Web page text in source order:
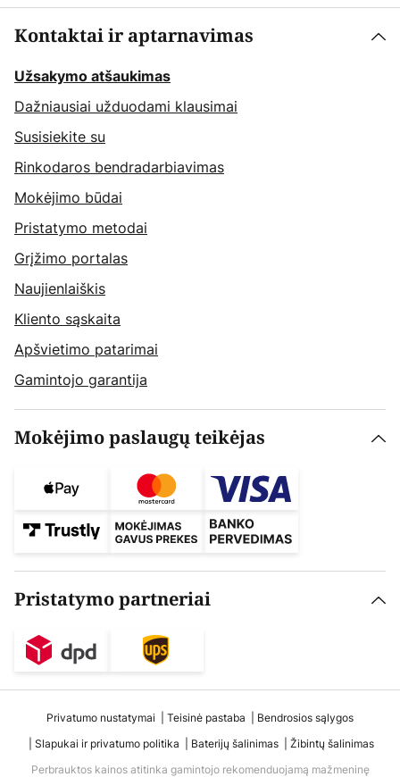
Kontaktai ir aptarnavimas
Užsakymo atšaukimas
Dažniausiai užduodami klausimai
Susisiekite su
Rinkodaros bendradarbiavimas
Mokėjimo būdai
Pristatymo metodai
Grįžimo portalas
Naujienlaiškis
Kliento sąskaita
Apšvietimo patarimai
Gamintojo garantija
Mokėjimo paslaugų teikėjas
Pristatymo partneriai
Privatumo nustatymai Teisinė pastaba
Bendrosios sąlygos
Slapukai ir privatumo politika
Baterijų šalinimas
Žibintų šalinimas
Perbrauktos kainos atitinka gamintojo rekomenduojamą mažmeninę